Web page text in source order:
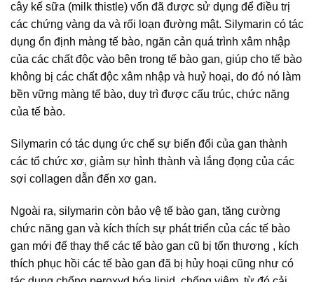
cây kế sữa (milk thistle) vốn đã được sử dụng để điều trị
các chứng vàng da và rối loạn đường mật. Silymarin có tác
dụng ổn định màng tế bào, ngăn cản quá trình xâm nhập
của các chất độc vào bên trong tế bào gan, giúp cho tế bào
không bị các chất độc xâm nhập và huỷ hoại, do đó nó làm
bền vững màng tế bào, duy trì được cấu trúc, chức năng
của tế bào.
Silymarin có tác dụng ức chế sự biến đổi của gan thành
các tổ chức xơ, giảm sự hình thành và lắng đọng của các
sợi collagen dẫn đến xơ gan.
Ngoài ra, silymarin còn bảo vệ tế bào gan, tăng cường
chức năng gan và kích thích sự phát triển của các tế bào
gan mới để thay thế các tế bào gan cũ bị tổn thương , kích
thích phục hồi các tế bào gan đã bị hủy hoại cũng như có